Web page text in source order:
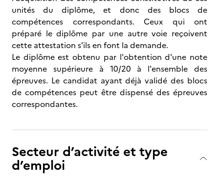
unités du diplôme, et donc des blocs de
compétences correspondants. Ceux qui ont
préparé le diplôme par une autre voie reçoivent
cette attestation s’ils en font la demande.
Le diplôme est obtenu par l'obtention d'une note
moyenne supérieure à 10/20 à l'ensemble des
épreuves. Le candidat ayant déjà validé des blocs
de compétences peut être dispensé des épreuves
correspondantes.
Secteur d’activité et type
d’emploi